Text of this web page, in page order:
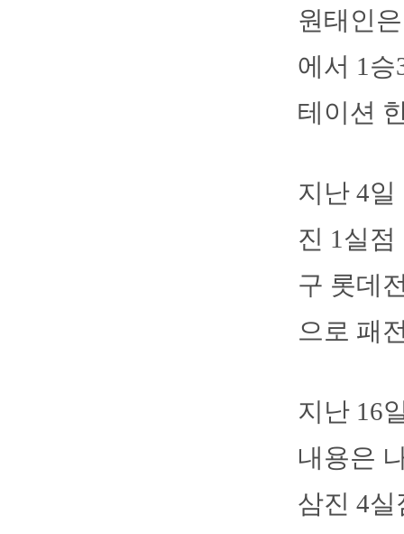
원태인
에서 1승
테이션
지난 4
진 1실
구 롯데
으로 패
지난 16
내용은
삼진 4